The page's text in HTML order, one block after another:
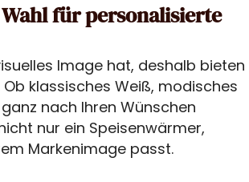
für personalisierte
Image hat, deshalb bieten
klassisches Weiß, modisches
nach Ihren Wünschen
nur ein Speisenwärmer,
Markenimage passt.